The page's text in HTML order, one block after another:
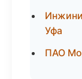
Уфа
ПАО